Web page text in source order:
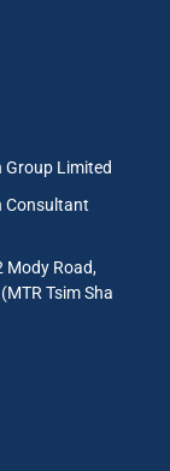
Group Limited
Consultant
Mody Road,
Tsim Sha